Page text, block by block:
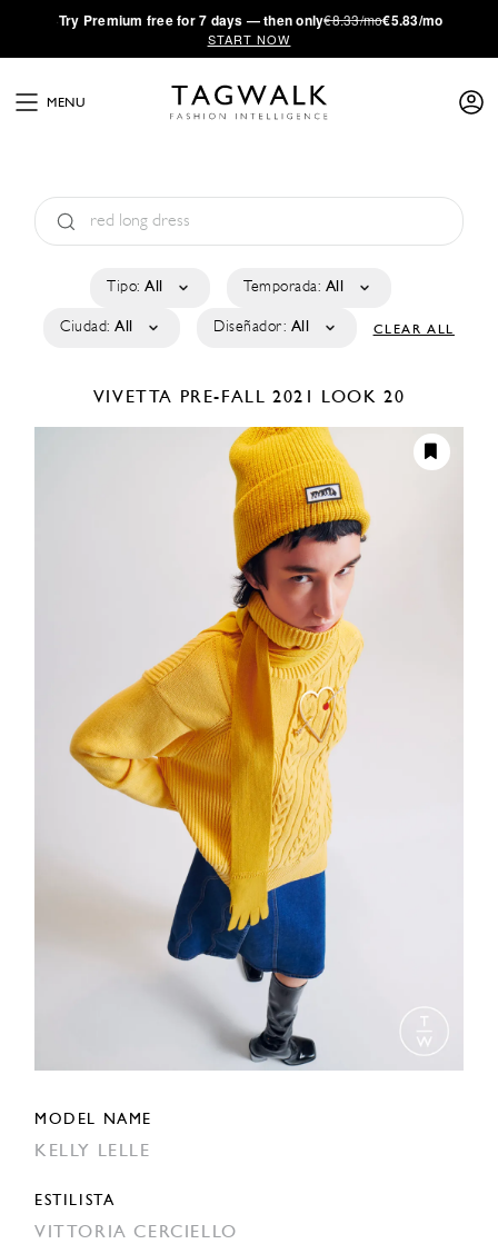
·Try Premium free for 7 days — then only€8.33/mo€5.83/mo
START NOW
MENU
Tipo: All Temporada: All
Ciudad: All Diseñador: All CLEAR ALL
VIVETTA PRE-FALL 2021 LOOK 20
MODEL NAME
KELLY LELLE
ESTILISTA
VITTORIA CERCIELLO